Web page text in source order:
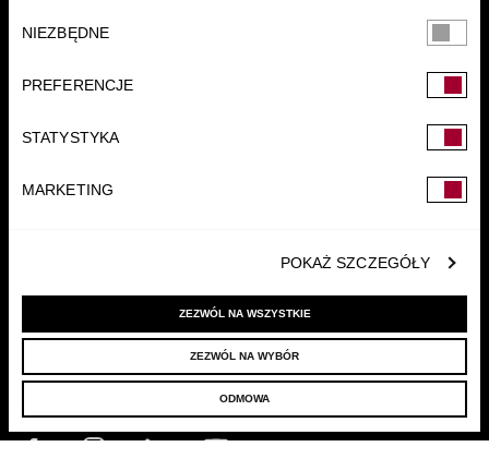
zgody
NIEZBĘDNE
PREFERENCJE
STATYSTYKA
MARKETING
POKAŻ SZCZEGÓŁY
ZEZWÓL NA WSZYSTKIE
ZEZWÓL NA WYBÓR
ODMOWA
FUNDACJA
© 2022 LELLEK.PL | POLITYKA PRYWATNOŚCI